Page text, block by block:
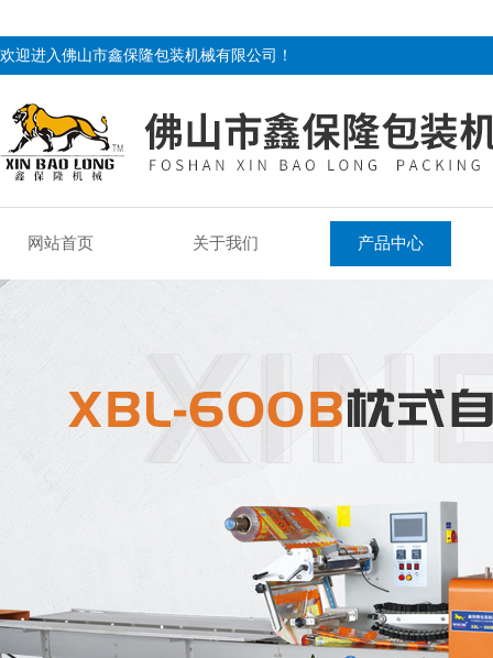
欢迎进入佛山市鑫保隆包装机械有限公司！
网站首页 关于我们 产品中心